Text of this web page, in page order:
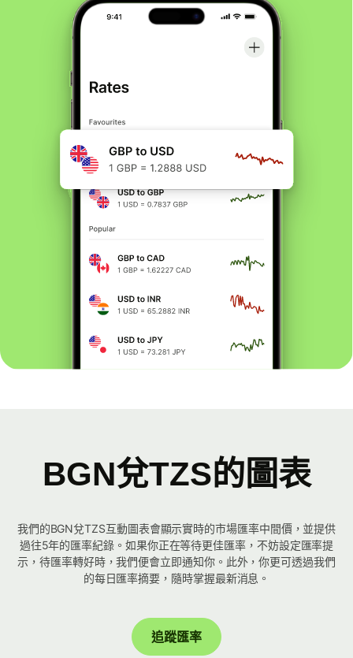
BGN兌TZS的圖表
我們的BGN兌TZS互動圖表會顯示實時的市場匯率中間價，並提供
過往5年的匯率紀錄。如果你正在等待更佳匯率，不妨設定匯率提
示，待匯率轉好時，我們便會立即通知你。此外，你更可透過我們
的每日匯率摘要，隨時掌握最新消息。
追蹤匯率